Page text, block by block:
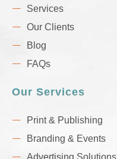
Services
Our Clients
Blog
FAQs
Our Services
Print & Publishing
Branding & Events
Advertising Solutions